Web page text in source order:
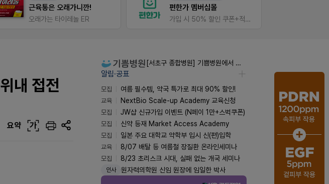
근육통은 오래가니깐!
오래가는 타이레놀 ER
편한가 멤버십몰
가입 시 50% 할인 쿠폰+적립금까지!
내 접전
요약 가
[서초구 종합병원] 기쁨병원에서 약사 초빙합니다.
알림·공표
모집
여름 필수템, 약국 특가로 최대 90% 할인!
교육
NextBio Scale-up Academy 교육신청
모집
JW샵 신규가입 이벤트 (N페이 1만+스벅쿠폰)
모집
신약 등재 Market Access Academy
모집
일본 주요 대학교 약학부 입시 신(편)입학
교육
8/07 배탈 등 여름철 장질환 온라인세미나
모집
8/23 초리스크 시대, 실패 없는 개국 세미나
인사 원자력의학원 신임 원장에 임일한 박사